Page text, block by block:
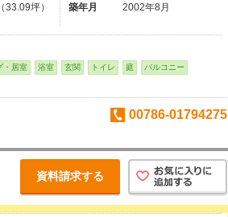
（33.09坪）
築年月 2002年8月
・居室 浴室 玄関 トイレ 庭 バルコニー
00786-01794275
資料請求する